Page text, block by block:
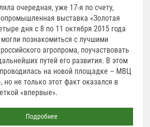
очередная, уже 17-я по счету,
выставка «Золотая
дня с 8 по 11 октября 2015 года
познакомиться с лучшими
агропрома, поучаствовать
путей его развития. В этом
на новой площадке – МВЦ
но не только этот факт оказался в
«впервые».
Подробнее